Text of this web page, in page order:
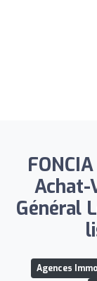
Achat-
Général
Agences